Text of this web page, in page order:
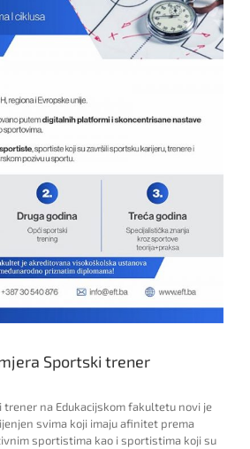
Sportski trener
na Edukacijskom fakultetu novi je
svima koji imaju afinitet prema
sportistima kao i sportistima koji su